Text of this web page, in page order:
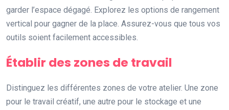
garder l’espace dégagé. Explorez les options de rangement
vertical pour gagner de la place. Assurez-vous que tous vos
outils soient facilement accessibles.
Établir des zones de travail
Distinguez les différentes zones de votre atelier. Une zone
pour le travail créatif, une autre pour le stockage et une